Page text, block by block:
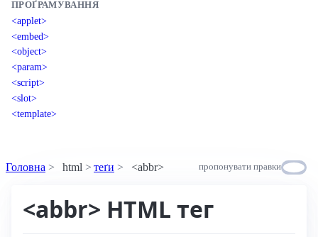
ПРОҐРАМУВАННЯ
<applet>
<embed>
<object>
<param>
<script>
<slot>
<template>
Головна html теґи <abbr> пропонувати правки
<abbr> HTML тег